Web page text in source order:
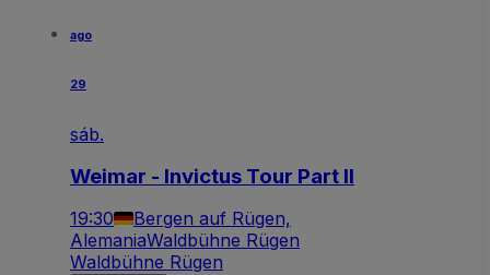
ago
29
sáb.
Weimar - Invictus Tour Part II
19:30
Bergen auf Rügen,
AlemaniaWaldbühne Rügen
Waldbühne Rügen